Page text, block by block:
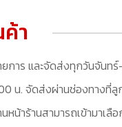
า
การ และจัดส่งทุกวันจันท
น. จัดส่งผ่านช่องทางที่
น้าร้านสามารถเข้ามาเลื